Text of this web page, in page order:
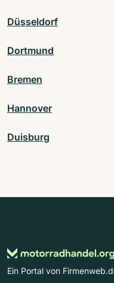
Düsseldorf
Dortmund
Bremen
Hannover
Duisburg
Ein Portal von